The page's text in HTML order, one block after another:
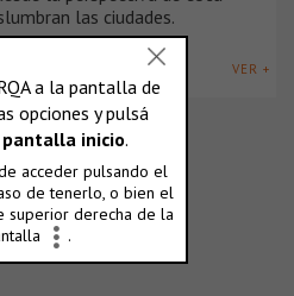
las ciudades.
VER +